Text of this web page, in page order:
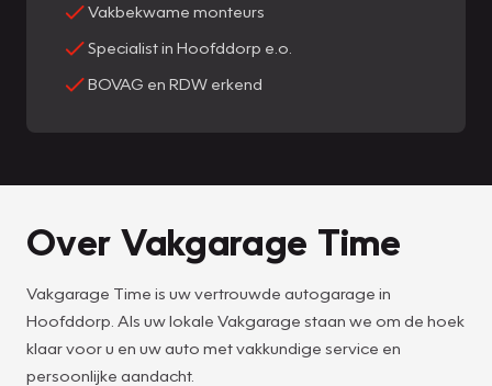
Vakbekwame monteurs
Specialist in Hoofddorp e.o.
BOVAG en RDW erkend
Over Vakgarage Time
Vakgarage Time is uw vertrouwde autogarage in
Hoofddorp. Als uw lokale Vakgarage staan we om de hoek
klaar voor u en uw auto met vakkundige service en
persoonlijke aandacht.